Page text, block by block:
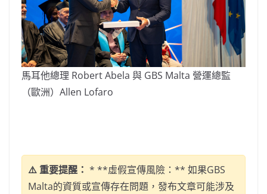
馬耳他總理 Robert Abela 與 GBS Malta 營運總監
（歐洲）Allen Lofaro
⚠️ 重要提醒： * **虛假宣傳風險：** 如果GBS
Malta的資質或宣傳存在問題，發布文章可能涉及